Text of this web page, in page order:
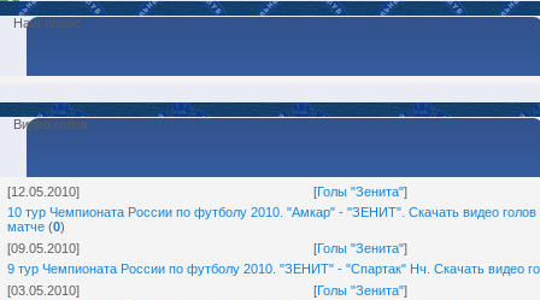
Наш опрос
Видео голов
[12.05.2010] [Голы "Зенита"]
10 тур Чемпионата России по футболу 2010. "Амкар" - "ЗЕНИТ". Скачать видео голов
матче (0)
[09.05.2010]
[Голы "Зенита"]
9 тур Чемпионата России по футболу 2010. "ЗЕНИТ" - "Спартак" Нч. Скачать видео
[03.05.2010]
[Голы "Зенита"]